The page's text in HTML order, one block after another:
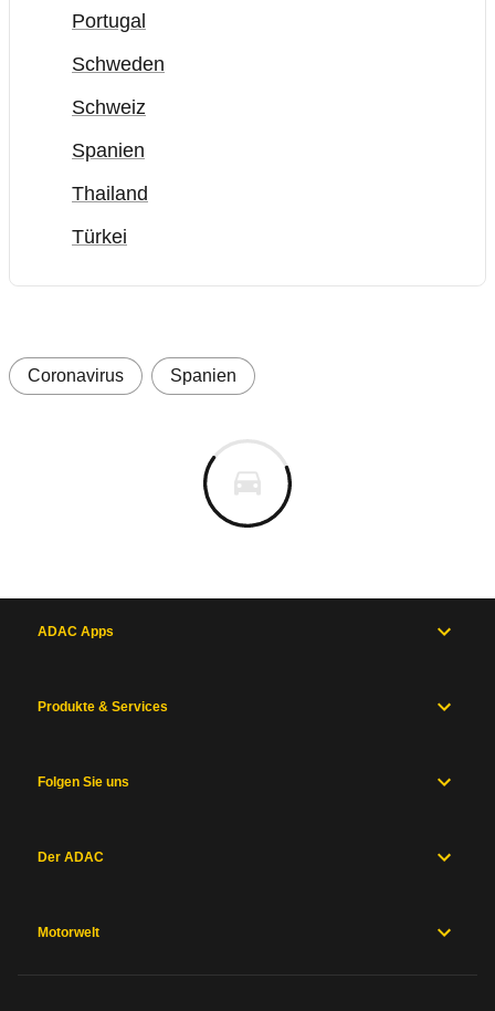
Portugal
Schweden
Schweiz
Spanien
Thailand
Türkei
Coronavirus Spanien
ADAC Apps
Produkte & Services
Folgen Sie uns
Der ADAC
Motorwelt